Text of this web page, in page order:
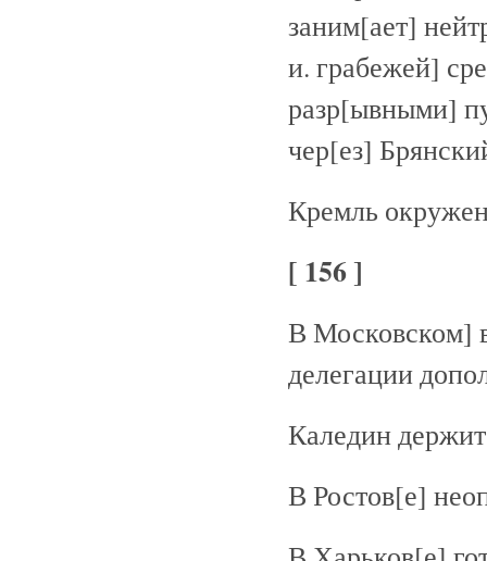
заним[ает]
и. грабежей]
разр[ывными]
чер[ез]
Кремль
[ 156 ]
В Московском]
делегации
Каледин
В Ростов[е]